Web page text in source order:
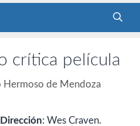
crítica película
Hermoso de Mendoza
Dirección: Wes Craven.